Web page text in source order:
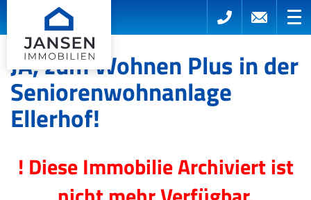
JA, zum Wohnen Plus in der
Seniorenwohnanlage
Ellerhof!
! Diese Immobilie Archiviert ist